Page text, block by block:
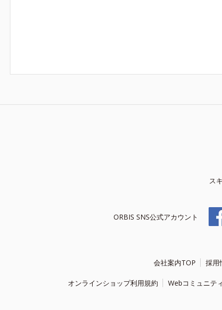
ス
ORBIS SNS公式アカウント
会社案内TOP 採用
オンラインショップ利用規約 Webコミュニテ